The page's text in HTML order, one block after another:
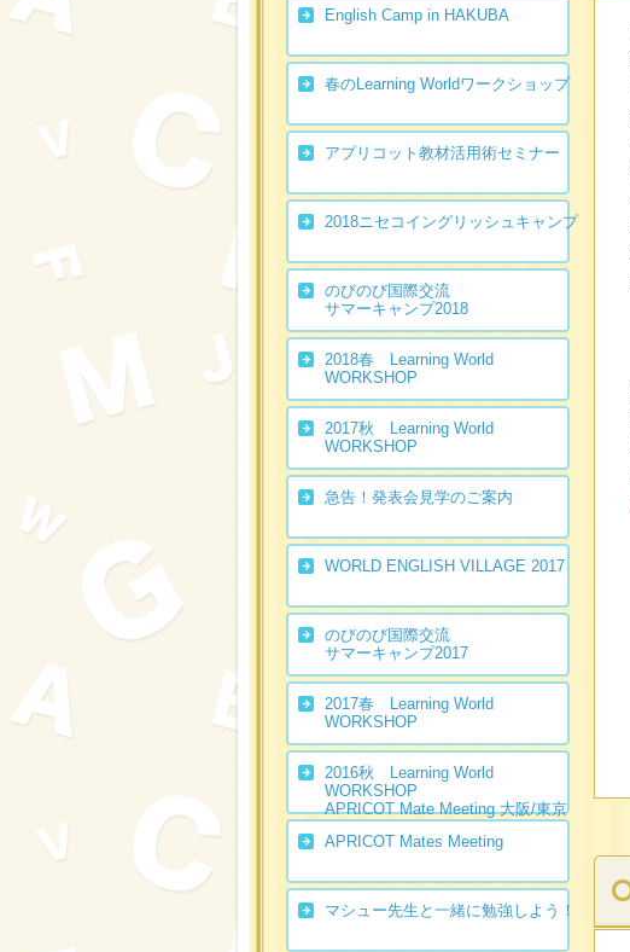
English Camp in HAKUBA
春のLearning Worldワークショップ
アプリコット教材活用術セミナー
2018ニセコイングリッシュキャンプ
のびのび国際交流
サマーキャンプ2018
2018春 Learning World
WORKSHOP
2017秋 Learning World
WORKSHOP
急告！発表会見学のご案内
WORLD ENGLISH VILLAGE 2017
のびのび国際交流
サマーキャンプ2017
2017春 Learning World
WORKSHOP
2016秋 Learning World
WORKSHOP
APRICOT Mate Meeting 大阪/東京
APRICOT Mates Meeting
マシュー先生と一緒に勉強しよう！